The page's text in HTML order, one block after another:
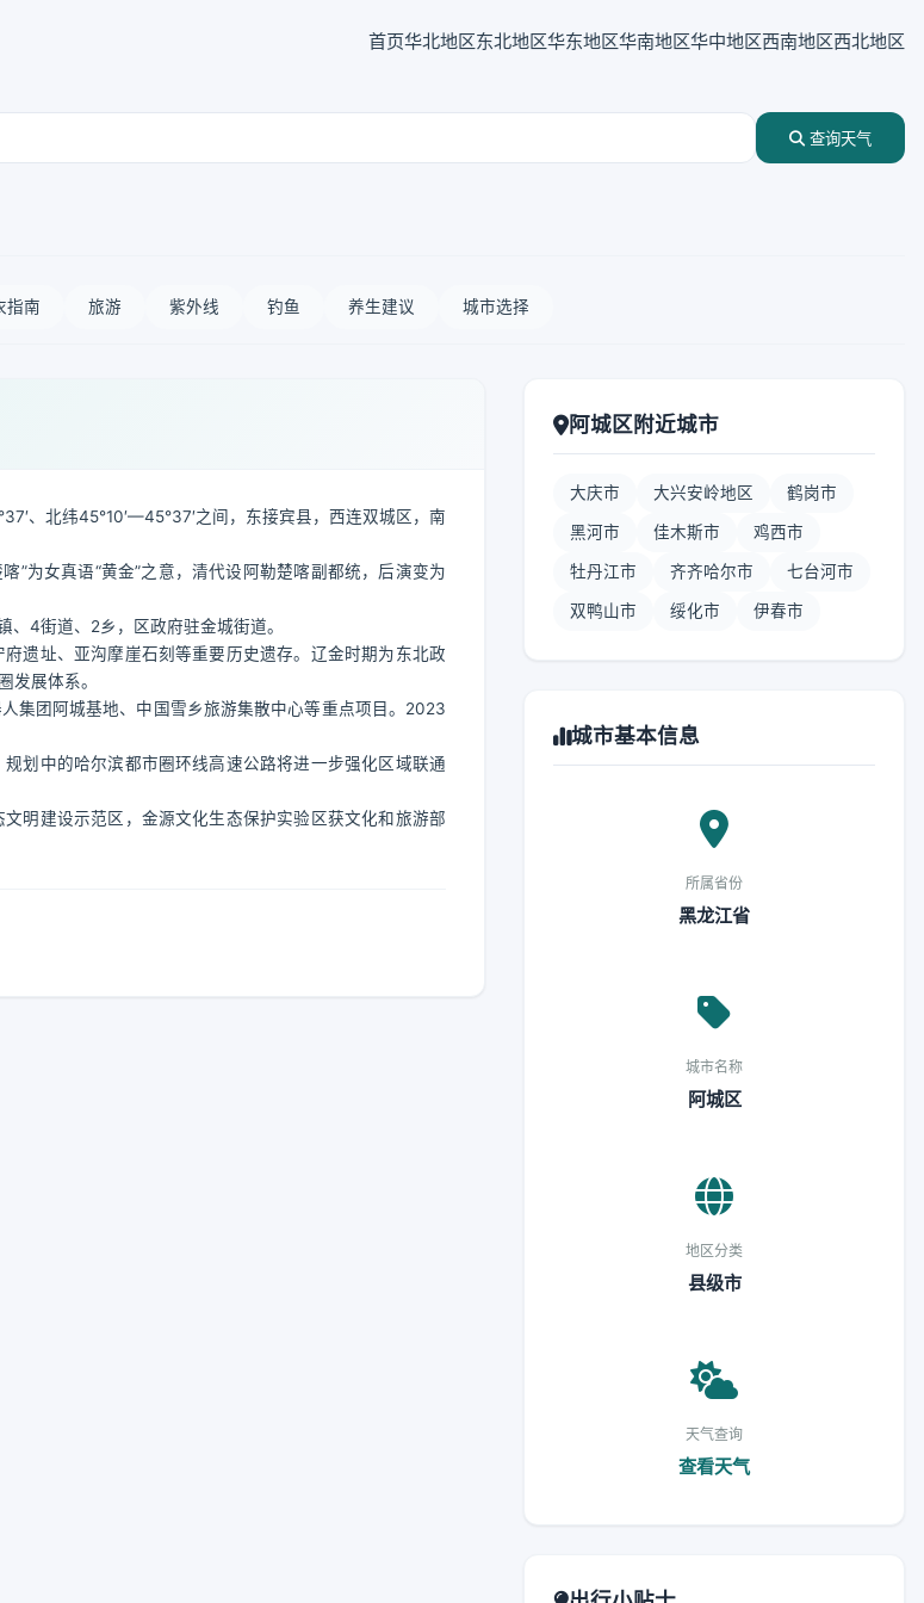
首页华北地区东北地区华东地区华南地区华中地区西南地区西北地区
查询天气
指南 旅游 紫外线 钓鱼 养生建议 城市选择
、北纬45°10′—45°37′之间，东接宾县，西连双城区，南
”为女真语“黄金”之意，清代设阿勒楚喀副都统，后演变为
4街道、2乡，区政府驻金城街道。
遗址、亚沟摩崖石刻等重要历史遗存。辽金时期为东北政
发展体系。
集团阿城基地、中国雪乡旅游集散中心等重点项目。2023
划中的哈尔滨都市圈环线高速公路将进一步强化区域联通
明建设示范区，金源文化生态保护实验区获文化和旅游部
阿城区附近城市
大庆市 大兴安岭地区 鹤岗市
黑河市 佳木斯市 鸡西市
牡丹江市 齐齐哈尔市 七台河市
双鸭山市 绥化市 伊春市
城市基本信息
所属省份
黑龙江省
城市名称
阿城区
地区分类
县级市
天气查询
查看天气